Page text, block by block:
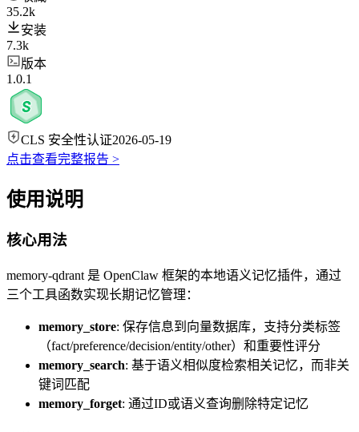
35.2k
安装
7.3k
版本
1.0.1
CLS 安全性认证2026-05-19
点击查看完整报告 >
使用说明
核心用法
memory-qdrant 是 OpenClaw 框架的本地语义记忆插件，通过
三个工具函数实现长期记忆管理：
memory_store: 保存信息到向量数据库，支持分类标签
（fact/preference/decision/entity/other）和重要性评分
memory_search: 基于语义相似度检索相关记忆，而非关
键词匹配
memory_forget: 通过ID或语义查询删除特定记忆